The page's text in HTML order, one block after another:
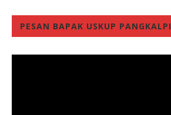
PESAN BAPAK USKUP